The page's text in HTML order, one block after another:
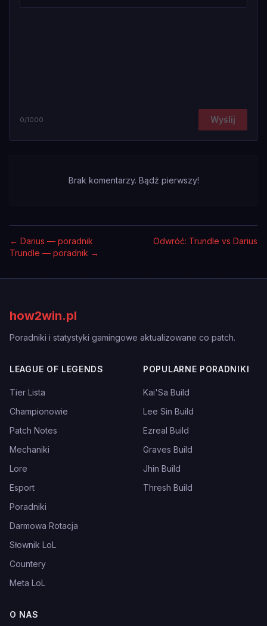
0/1000 Wyślij
Brak komentarzy. Bądź pierwszy!
← Darius — poradnik
Odwróć: Trundle vs Darius
Trundle — poradnik →
how2win.pl
Poradniki i statystyki gamingowe aktualizowane co patch.
LEAGUE OF LEGENDS
Tier Lista
Championowie
Patch Notes
Mechaniki
Lore
Esport
Poradniki
Darmowa Rotacja
Słownik LoL
Countery
Meta LoL
POPULARNE PORADNIKI
Kai'Sa Build
Lee Sin Build
Ezreal Build
Graves Build
Jhin Build
Thresh Build
O NAS